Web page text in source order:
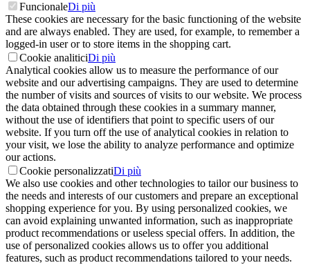
FuncionaleDi più
These cookies are necessary for the basic functioning of the website
and are always enabled. They are used, for example, to remember a
logged-in user or to store items in the shopping cart.
Cookie analiticiDi più
Analytical cookies allow us to measure the performance of our
website and our advertising campaigns. They are used to determine
the number of visits and sources of visits to our website. We process
the data obtained through these cookies in a summary manner,
without the use of identifiers that point to specific users of our
website. If you turn off the use of analytical cookies in relation to
your visit, we lose the ability to analyze performance and optimize
our actions.
Cookie personalizzatiDi più
We also use cookies and other technologies to tailor our business to
the needs and interests of our customers and prepare an exceptional
shopping experience for you. By using personalized cookies, we
can avoid explaining unwanted information, such as inappropriate
product recommendations or useless special offers. In addition, the
use of personalized cookies allows us to offer you additional
features, such as product recommendations tailored to your needs.